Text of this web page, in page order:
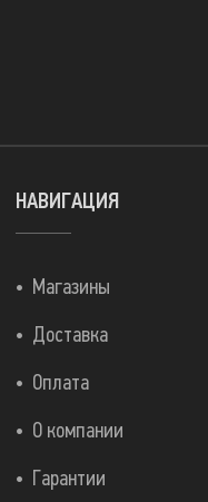
НАВИГАЦИЯ
Магазины
Доставка
Оплата
О компании
Гарантии